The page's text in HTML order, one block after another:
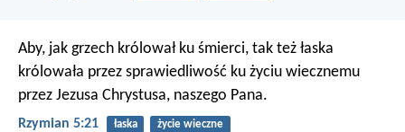
Aby, jak grzech królował ku śmierci, tak też łaska
królowała przez sprawiedliwość ku życiu wiecznemu
przez Jezusa Chrystusa, naszego Pana.
Rzymian 5:21 łaska życie wieczne